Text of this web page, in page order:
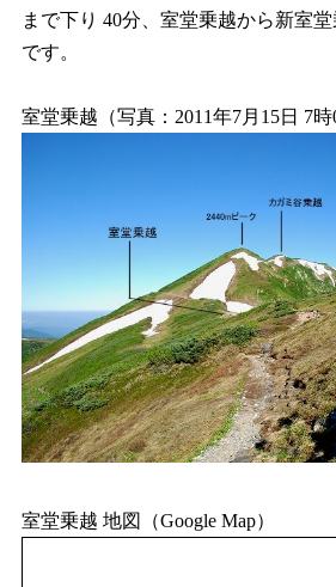
まで下り 40分、室堂乗越から新室
です。
室堂乗越（写真：2011年7月15日 7時
室堂乗越 地図（Google Map）